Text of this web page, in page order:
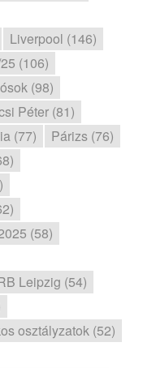
Liverpool (146)
(106)
(98)
Péter (81)
(77)
Párizs (76)
(58)
Leipzig (54)
osztályzatok (52)